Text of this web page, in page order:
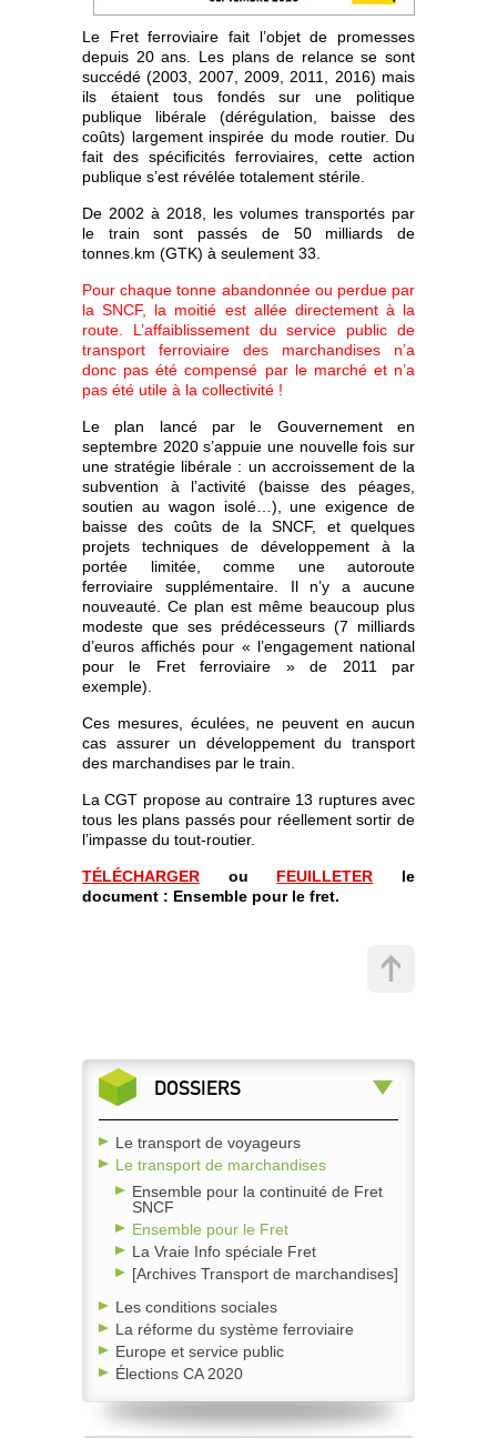
Le Fret ferroviaire fait l’objet de promesses
depuis 20 ans. Les plans de relance se sont
succédé (2003, 2007, 2009, 2011, 2016) mais
ils étaient tous fondés sur une politique
publique libérale (dérégulation, baisse des
coûts) largement inspirée du mode routier. Du
fait des spécificités ferroviaires, cette action
publique s’est révélée totalement stérile.
De 2002 à 2018, les volumes transportés par
le train sont passés de 50 milliards de
tonnes.km (GTK) à seulement 33.
Pour chaque tonne abandonnée ou perdue par
la SNCF, la moitié est allée directement à la
route. L’affaiblissement du service public de
transport ferroviaire des marchandises n’a
donc pas été compensé par le marché et n’a
pas été utile à la collectivité !
Le plan lancé par le Gouvernement en
septembre 2020 s’appuie une nouvelle fois sur
une stratégie libérale : un accroissement de la
subvention à l’activité (baisse des péages,
soutien au wagon isolé…), une exigence de
baisse des coûts de la SNCF, et quelques
projets techniques de développement à la
portée limitée, comme une autoroute
ferroviaire supplémentaire. Il n’y a aucune
nouveauté. Ce plan est même beaucoup plus
modeste que ses prédécesseurs (7 milliards
d’euros affichés pour « l’engagement national
pour le Fret ferroviaire » de 2011 par
exemple).
Ces mesures, éculées, ne peuvent en aucun
cas assurer un développement du transport
des marchandises par le train.
La CGT propose au contraire 13 ruptures avec
tous les plans passés pour réellement sortir de
l’impasse du tout-routier.
TÉLÉCHARGER ou FEUILLETER le
document : Ensemble pour le fret.
DOSSIERS
Le transport de voyageurs
Le transport de marchandises
Ensemble pour la continuité de Fret
SNCF
Ensemble pour le Fret
La Vraie Info spéciale Fret
[Archives Transport de marchandises]
Les conditions sociales
La réforme du système ferroviaire
Europe et service public
Élections CA 2020